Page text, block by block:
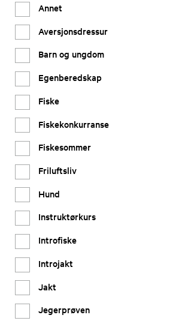
Annet
Aversjonsdressur
Barn og ungdom
Egenberedskap
Fiske
Fiskekonkurranse
Fiskesommer
Friluftsliv
Hund
Instruktørkurs
Introfiske
Introjakt
Jakt
Jegerprøven